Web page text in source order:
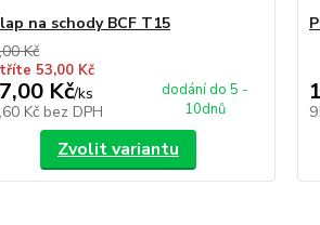
na schody BCF T15
Kč
53,00 Kč
Kč/ks
Kč bez DPH
dodání do 5 -
10dnů
Zvolit variantu